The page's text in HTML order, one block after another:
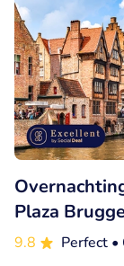
Plaza
9.8 Perfect •